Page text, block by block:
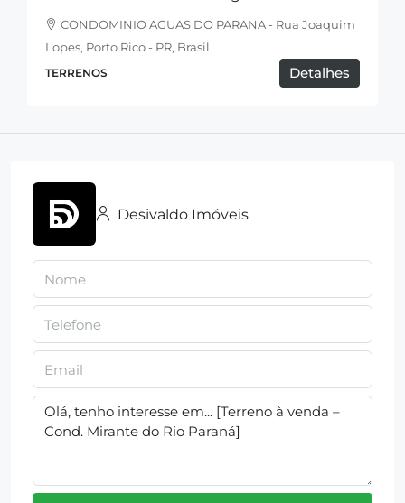
CONDOMINIO AGUAS DO PARANA - Rua Joaquim
Lopes, Porto Rico - PR, Brasil
TERRENOS Detalhes
Desivaldo Imóveis